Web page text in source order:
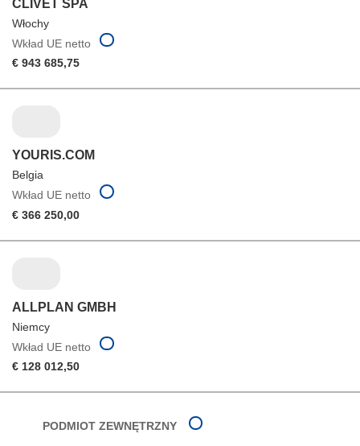
CLIVET SPA
Włochy
Wkład UE netto
€ 943 685,75
YOURIS.COM
Belgia
Wkład UE netto
€ 366 250,00
ALLPLAN GMBH
Niemcy
Wkład UE netto
€ 128 012,50
PODMIOT ZEWNĘTRZNY